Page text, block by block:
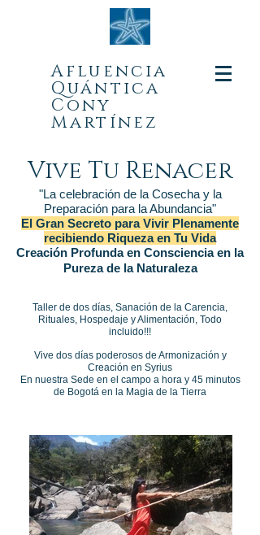
Afluencia
Quántica
Cony
Martínez
Vive Tu Renacer
"La celebración de la Cosecha y la
Preparación para la Abundancia"
El Gran Secreto para Vivir Plenamente
recibiendo Riqueza en Tu Vida
Creación Profunda en Consciencia en la
Pureza de la Naturaleza
Taller de dos días, Sanación de la Carencia,
Rituales, Hospedaje y Alimentación, Todo
incluido!!!
Vive dos días poderosos de Armonización y
Creación en Syrius
En nuestra Sede en el campo a hora y 45 minutos
de Bogotá en la Magia de la Tierra